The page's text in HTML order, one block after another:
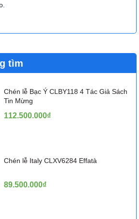
tìm
Chén lễ Bạc Ý CLBY118 4 Tác Giả Sách
Tin Mừng
112.500.000₫
Chén lễ Italy CLXV6284 Effatà
89.500.000₫